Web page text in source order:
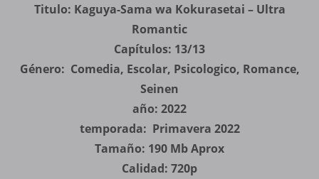
Titulo: Kaguya-Sama wa Kokurasetai – Ultra
Romantic
Capítulos: 13/13
Género: Comedia, Escolar, Psicologico, Romance,
Seinen
año: 2022
temporada: Primavera 2022
Tamaño: 190 Mb Aprox
Calidad: 720p